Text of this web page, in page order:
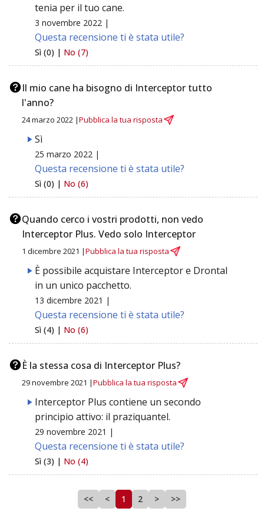
tenia per il tuo cane.
3 novembre 2022 |
Questa recensione ti è stata utile?
Sì (0) | No (7)
Il mio cane ha bisogno di Interceptor tutto
l'anno?
24 marzo 2022 |Pubblica la tua risposta
Sì
25 marzo 2022 |
Questa recensione ti è stata utile?
Sì (0) | No (6)
Quando cerco i vostri prodotti, non vedo
Interceptor Plus. Vedo solo Interceptor
1 dicembre 2021 |Pubblica la tua risposta
È possibile acquistare Interceptor e Drontal
in un unico pacchetto.
13 dicembre 2021 |
Questa recensione ti è stata utile?
Sì (4) | No (6)
È la stessa cosa di Interceptor Plus?
29 novembre 2021 |Pubblica la tua risposta
Interceptor Plus contiene un secondo
principio attivo: il praziquantel.
29 novembre 2021 |
Questa recensione ti è stata utile?
Sì (3) | No (4)
<< < 1 2 > >>